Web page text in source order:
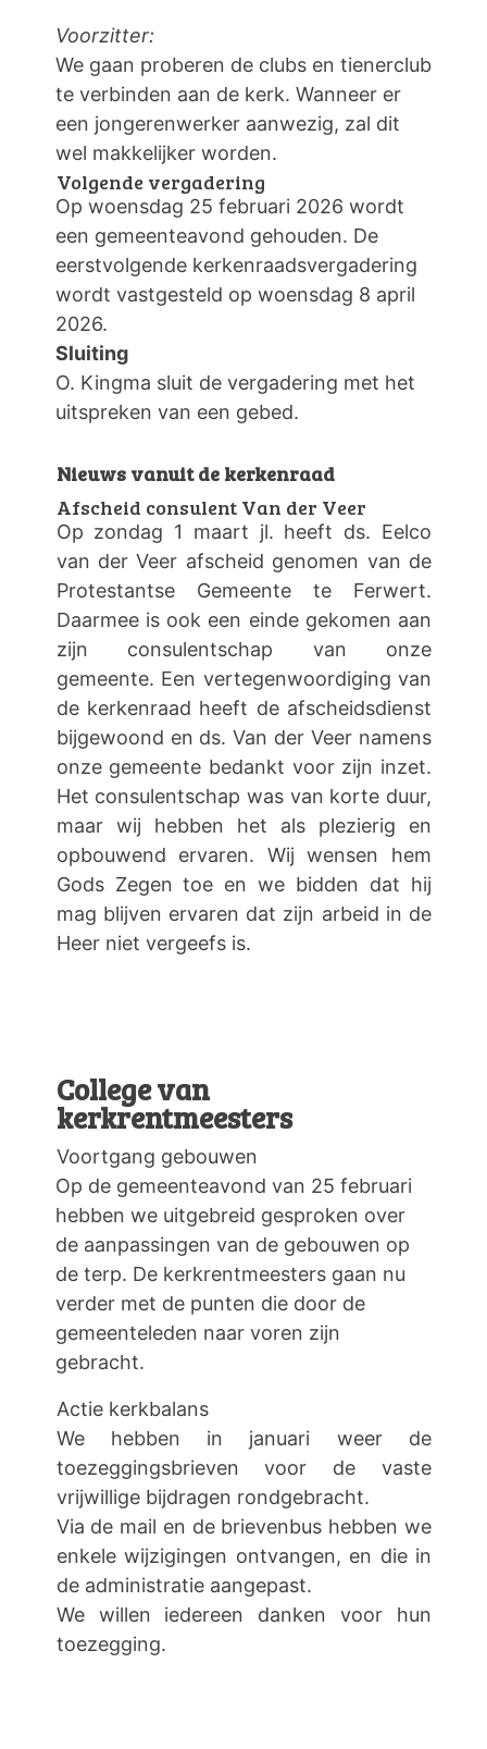
Voorzitter:
We gaan proberen de clubs en tienerclub
te verbinden aan de kerk. Wanneer er
een jongerenwerker aanwezig, zal dit
wel makkelijker worden.
Volgende vergadering
Op woensdag 25 februari 2026 wordt
een gemeenteavond gehouden. De
eerstvolgende kerkenraadsvergadering
wordt vastgesteld op woensdag 8 april
2026.
Sluiting
O. Kingma sluit de vergadering met het
uitspreken van een gebed.
Nieuws vanuit de kerkenraad
Afscheid consulent Van der Veer
Op zondag 1 maart jl. heeft ds. Eelco
van der Veer afscheid genomen van de
Protestantse Gemeente te Ferwert.
Daarmee is ook een einde gekomen aan
zijn consulentschap van onze
gemeente. Een vertegenwoordiging van
de kerkenraad heeft de afscheidsdienst
bijgewoond en ds. Van der Veer namens
onze gemeente bedankt voor zijn inzet.
Het consulentschap was van korte duur,
maar wij hebben het als plezierig en
opbouwend ervaren. Wij wensen hem
Gods Zegen toe en we bidden dat hij
mag blijven ervaren dat zijn arbeid in de
Heer niet vergeefs is.
College van
kerkrentmeesters
Voortgang gebouwen
Op de gemeenteavond van 25 februari
hebben we uitgebreid gesproken over
de aanpassingen van de gebouwen op
de terp. De kerkrentmeesters gaan nu
verder met de punten die door de
gemeenteleden naar voren zijn
gebracht.
Actie kerkbalans
We hebben in januari weer de
toezeggingsbrieven voor de vaste
vrijwillige bijdragen rondgebracht.
Via de mail en de brievenbus hebben we
enkele wijzigingen ontvangen, en die in
de administratie aangepast.
We willen iedereen danken voor hun
toezegging.